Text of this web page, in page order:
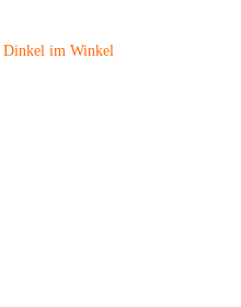
Dinkel im Winkel